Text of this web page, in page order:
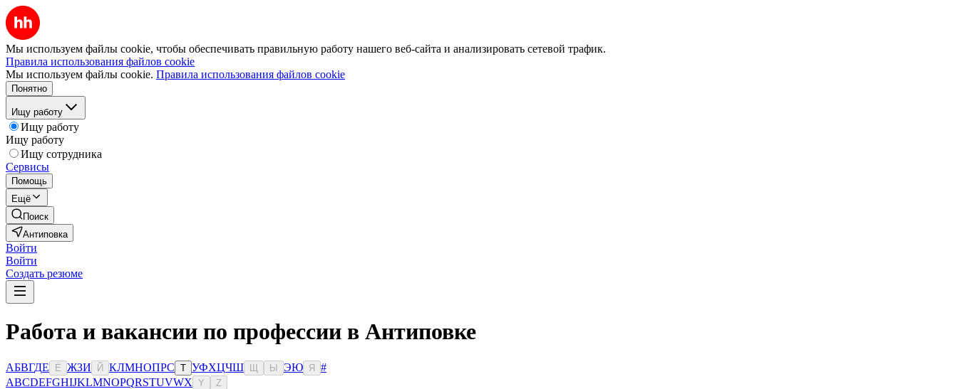
Мы используем файлы cookie, чтобы обеспечивать правильную работу нашего веб-сайта и анализировать сетевой трафик.
Правила использования файлов cookie
Мы используем файлы cookie. Правила использования файлов cookie
Понятно
Ищу работу
Ищу работу
Ищу работу
Ищу сотрудника
Сервисы
Помощь
Ещё
Поиск
Антиповка
Войти
Войти
Создать резюме
Работа и вакансии по профессии в Антиповке
АБВГДЕ Ё ЖЗИ Й КЛМНОПРС Т УФХЦЧШ Ы ЭЮ Я
#
ABCDEFGHIJKLMNOPQRSTUVWX Y Z